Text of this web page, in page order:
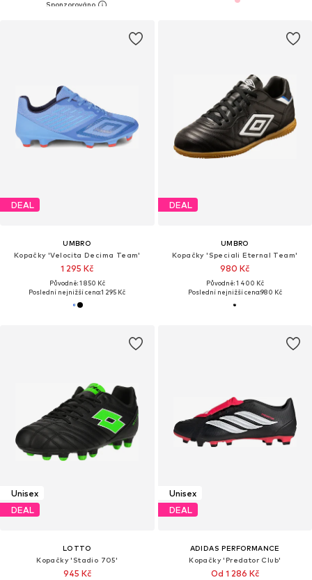
DEAL
UMBRO
Kopačky 'Velocita Decima Team'
1 295 Kč
Původně: 1 850 Kč
Poslední nejnižší cena:1 295 Kč
DEAL
UMBRO
Kopačky 'Speciali Eternal Team'
980 Kč
Původně: 1 400 Kč
Poslední nejnižší cena:980 Kč
Unisex
DEAL
LOTTO
Kopačky 'Stadio 705'
945 Kč
Unisex
DEAL
ADIDAS PERFORMANCE
Kopačky 'Predator Club'
Od 1 286 Kč